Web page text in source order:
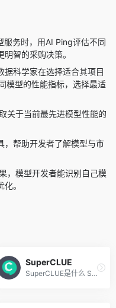
服务时，用AI Ping评估不同
智的采购决策。
据科学家在选择适合其项目
模型的性能指标，选择最适
关于当前最先进模型性能的
，帮助开发者了解模型与市
，模型开发者能识别自己模
。
SuperCLUE
SuperCLUE是什么 SuperCLUE ...